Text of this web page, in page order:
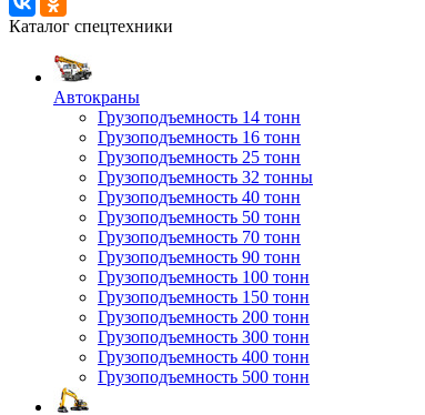
Каталог спецтехники
Автокраны
Грузоподъемность 14 тонн
Грузоподъемность 16 тонн
Грузоподъемность 25 тонн
Грузоподъемность 32 тонны
Грузоподъемность 40 тонн
Грузоподъемность 50 тонн
Грузоподъемность 70 тонн
Грузоподъемность 90 тонн
Грузоподъемность 100 тонн
Грузоподъемность 150 тонн
Грузоподъемность 200 тонн
Грузоподъемность 300 тонн
Грузоподъемность 400 тонн
Грузоподъемность 500 тонн